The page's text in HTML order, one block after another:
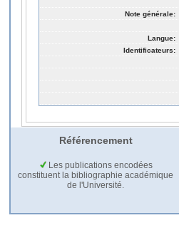
Note générale:
Langue:
Identificateurs:
Référencement
Les publications encodées
constituent la bibliographie académique
de l'Université.